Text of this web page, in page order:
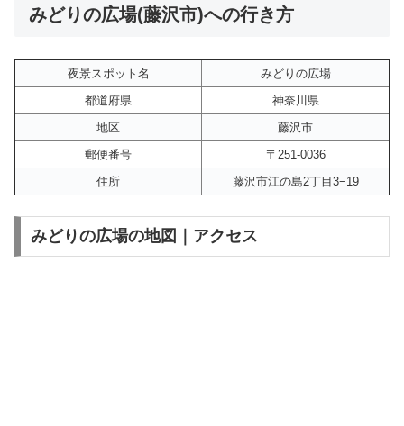
みどりの広場(藤沢市)への行き方
夜景スポット名
みどりの広場
都道府県
神奈川県
地区
藤沢市
郵便番号
〒251-0036
住所
藤沢市江の島2丁目3−19
みどりの広場の地図｜アクセス